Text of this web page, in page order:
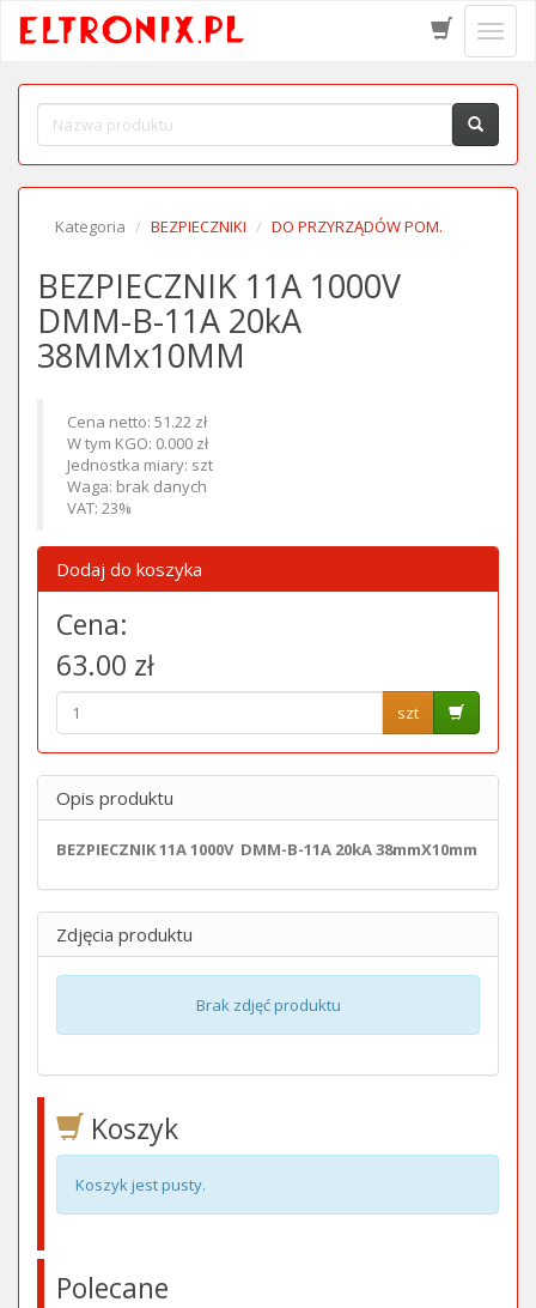
menu
Kategoria BEZPIECZNIKI DO PRZYRZĄDÓW POM.
BEZPIECZNIK 11A 1000V
DMM-B-11A 20kA
38MMx10MM
Cena netto: 51.22 zł
W tym KGO: 0.000 zł
Jednostka miary: szt
Waga: brak danych
VAT: 23%
Dodaj do koszyka
Cena:
63.00 zł
szt
Opis produktu
BEZPIECZNIK 11A 1000V DMM-B-11A 20kA 38mmX10mm
Zdjęcia produktu
Brak zdjęć produktu
Koszyk
Koszyk jest pusty.
Polecane